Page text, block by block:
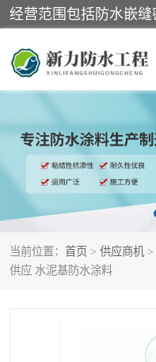
当前位置： 首页 > 供应商机 >
供应 水泥基防水涂料
黑豹防水胶
乳化沥青防水涂料
非固化橡胶防水涂料